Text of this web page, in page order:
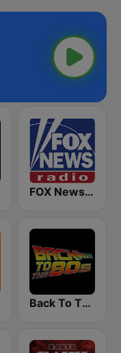
FOX News Radio
Back To The 80's Radio